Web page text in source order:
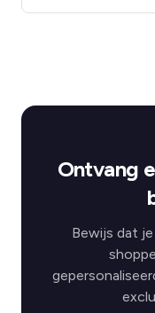
Ontvang
Bewijs dat